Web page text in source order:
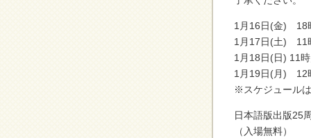
1月16日(金) 18
1月17日(土) 11
1月18日(日) 11
1月19日(月) 12
※スケジュール
日本語版出版25
（入場無料）